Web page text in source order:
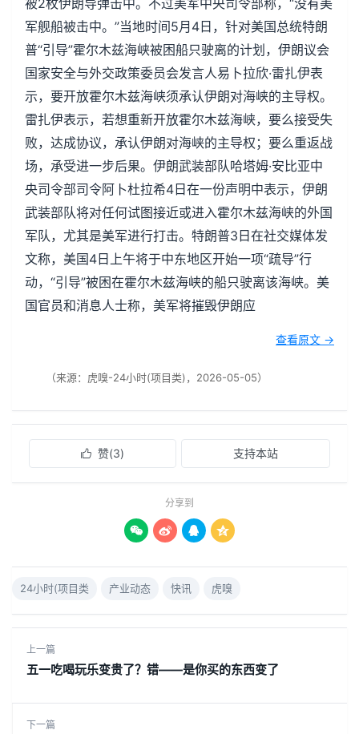
被2枚伊朗导弹击中。不过美军中央司令部称，“没有美
军舰船被击中。”当地时间5月4日，针对美国总统特朗
普“引导”霍尔木兹海峡被困船只驶离的计划，伊朗议会
国家安全与外交政策委员会发言人易卜拉欣·雷扎伊表
示，要开放霍尔木兹海峡须承认伊朗对海峡的主导权。
雷扎伊表示，若想重新开放霍尔木兹海峡，要么接受失
败，达成协议，承认伊朗对海峡的主导权；要么重返战
场，承受进一步后果。伊朗武装部队哈塔姆·安比亚中
央司令部司令阿卜杜拉希4日在一份声明中表示，伊朗
武装部队将对任何试图接近或进入霍尔木兹海峡的外国
军队，尤其是美军进行打击。特朗普3日在社交媒体发
文称，美国4日上午将于中东地区开始一项“疏导”行
动，“引导”被困在霍尔木兹海峡的船只驶离该海峡。美
国官员和消息人士称，美军将摧毁伊朗应
查看原文 →
（来源：虎嗅-24小时(项目类)，2026-05-05）
 赞(3) 支持本站
分享到
   
24小时(项目类 产业动态 快讯 虎嗅
上一篇
五一吃喝玩乐变贵了？错——是你买的东西变了
下一篇